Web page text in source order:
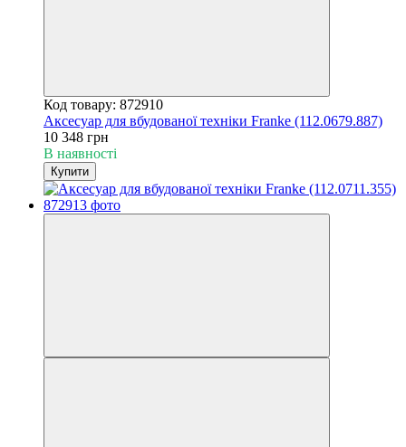
Код товару: 872910
Аксесуар для вбудованої техніки Franke (112.0679.887)
10 348 грн
В наявності
Купити